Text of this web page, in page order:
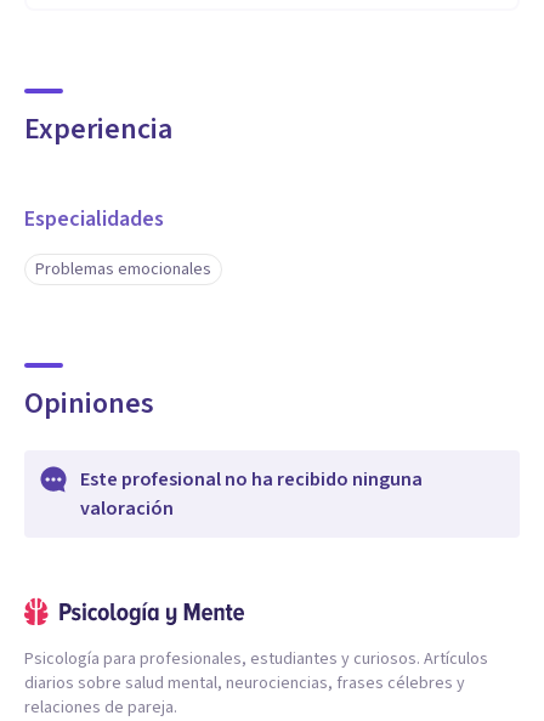
Experiencia
Especialidades
Problemas emocionales
Opiniones
Este profesional no ha recibido ninguna
valoración
Psicología para profesionales, estudiantes y curiosos. Artículos
diarios sobre salud mental, neurociencias, frases célebres y
relaciones de pareja.